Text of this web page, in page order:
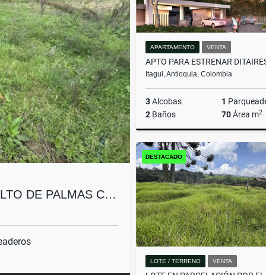
DE PALMAS C…
APARTAMENTO VENTA
Itagui, Antioquia, Colombia
3Alcobas 1
2 Baños 70Área m2
$550.000.000
DESTACADO
LOTE / TERRENO VENTA